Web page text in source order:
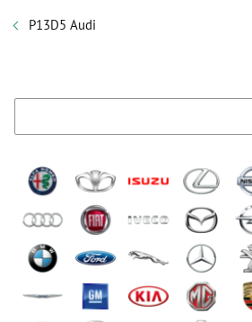
P13D5 Audi